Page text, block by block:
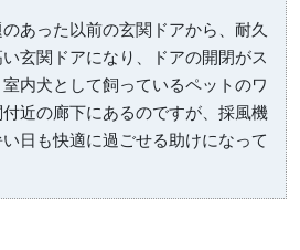
あった以前の玄関ドアから、耐久
玄関ドアになり、ドアの開閉がス
内犬として飼っているペットのワ
近の廊下にあるのですが、採風機
日も快適に過ごせる助けになって